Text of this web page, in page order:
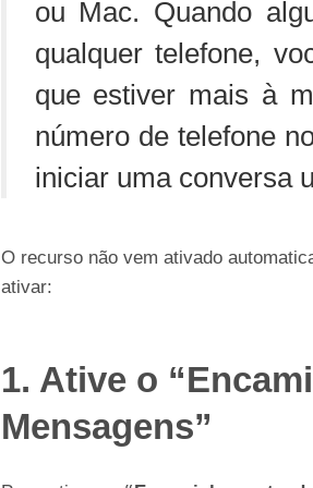
ou Mac. Quando
qualquer telefone,
que estiver mais à
número de telefone
iniciar uma conversa
O recurso não vem ativado
ativar:
1. Ative o
Mensagens”